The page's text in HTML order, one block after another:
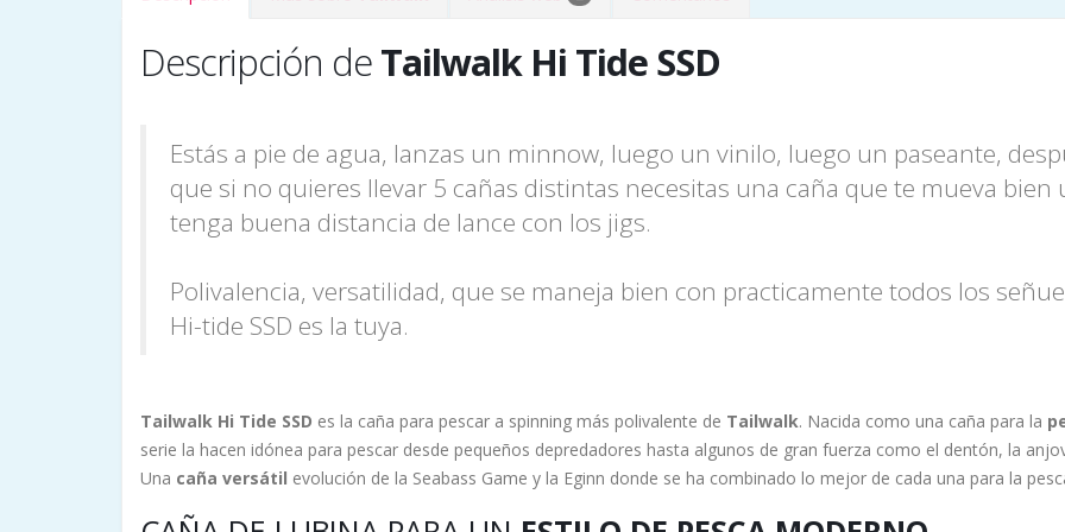
Descripción deTailwalk Hi Tide SSD
Estás a pie de agua, lanzas un minnow, luego un vinilo, luego un paseante,
que si no quieres llevar 5 cañas distintas necesitas una caña que te mueva
tenga buena distancia de lance con los jigs.
Polivalencia, versatilidad, que se maneja bien con practicamente todos los
Hi-tide SSD es la tuya.
Tailwalk Hi Tide SSD es la caña para pescar a spinning más polivalente de Tailwalk. Nacida como una caña para la
serie la hacen idónea para pescar desde pequeños depredadores hasta algunos de gran fuerza como el dentón, la
Una caña versátil evolución de la Seabass Game y la Eginn donde se ha combinado lo mejor de cada una para la